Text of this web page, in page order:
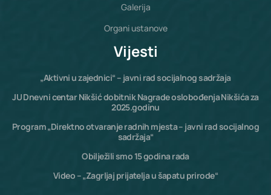
Galerija
Organi ustanove
Vijesti
„Aktivni u zajednici“ – javni rad socijalnog sadržaja
JU Dnevni centar Nikšić dobitnik Nagrade oslobođenja Nikšića za
2025.godinu
Program „Direktno otvaranje radnih mjesta – javni rad socijalnog
sadržaja“
Obilježili smo 15 godina rada
Video – „Zagrljaj prijatelja u šapatu prirode“